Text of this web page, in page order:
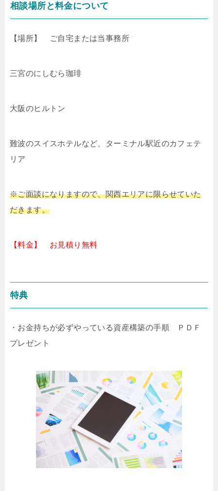
相談場所と料金について
【場所】 ご自宅または当事務所
三宮のにしむら珈琲
大阪のヒルトン
難波のスイスホテルなど、ターミナル駅近のカフェテ
リア
※ご面談になりますので、関西エリアに限らせていた
だきます。
【料金】 お見積り無料
特典
・お金持ちが必ずやっている資産構築の手順 ＰＤＦ
プレゼント